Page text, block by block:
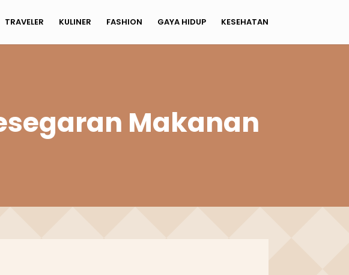
TRAVELER KULINER FASHION GAYA HIDUP KESEHATAN
Makanan